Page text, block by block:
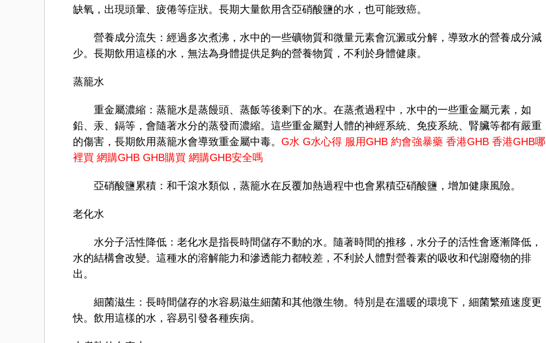
缺氧，出現頭暈、疲倦等症狀。長期大量飲用含亞硝酸鹽的水，也可能致癌。
營養成分流失：經過多次煮沸，水中的一些礦物質和微量元素會沉澱或分解，導致水的營養成分減
少。長期飲用這樣的水，無法為身體提供足夠的營養物質，不利於身體健康。
蒸籠水
重金屬濃縮：蒸籠水是蒸饅頭、蒸飯等後剩下的水。在蒸煮過程中，水中的一些重金屬元素，如
鉛、汞、鎘等，會隨著水分的蒸發而濃縮。這些重金屬對人體的神經系統、免疫系統、腎臟等都有嚴重
的傷害，長期飲用蒸籠水會導致重金屬中毒。 G水 G水心得 服用GHB 約會強暴藥 香港GHB 香港GHB哪
裡買 網購GHB GHB購買 網購GHB安全嗎
亞硝酸鹽累積：和千滾水類似，蒸籠水在反覆加熱過程中也會累積亞硝酸鹽，增加健康風險。
老化水
水分子活性降低：老化水是指長時間儲存不動的水。隨著時間的推移，水分子的活性會逐漸降低，
水的結構會改變。這種水的溶解能力和滲透能力都較差，不利於人體對營養素的吸收和代謝廢物的排
出。
細菌滋生：長時間儲存的水容易滋生細菌和其他微生物。特別是在溫暖的環境下，細菌繁殖速度更
快。飲用這樣的水，容易引發各種疾病。